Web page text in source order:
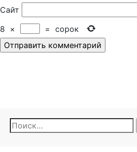
Сайт
8 × = сорок
Найти: